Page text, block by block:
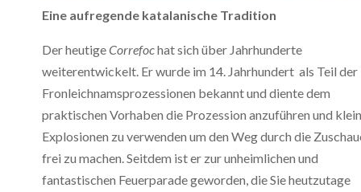
Eine aufregende katalanische Tradition
Der heutigeCorrefochat sich über Jahrhunderte
weiterentwickelt. Er wurde im 14. Jahrhundert als Teil der
Fronleichnamsprozessionen bekannt und diente dem
praktischen Vorhaben die Prozession anzuführen und
Explosionen zu verwenden um den Weg durch die
frei zu machen. Seitdem ist er zur unheimlichen und
fantastischen Feuerparade geworden, die Sie heutzutage